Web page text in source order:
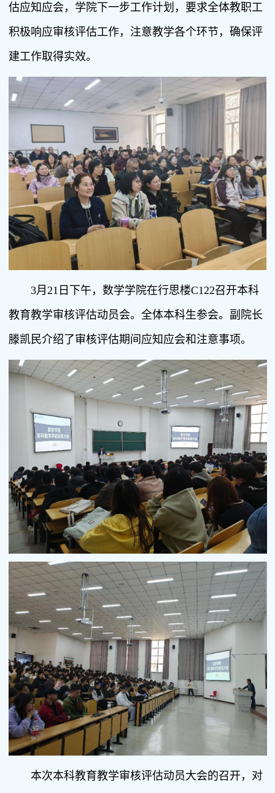
估应知应会，学院下一步工作计划，要求全体教职工
积极响应审核评估工作，注意教学各个环节，确保评
建工作取得实效。
3月21日下午，数学学院在行思楼C122召开本科
教育教学审核评估动员会。全体本科生参会。副院长
滕凯民介绍了审核评估期间应知应会和注意事项。
本次本科教育教学审核评估动员大会的召开，对